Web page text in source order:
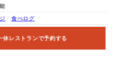
食べログ
休レストランで予約する